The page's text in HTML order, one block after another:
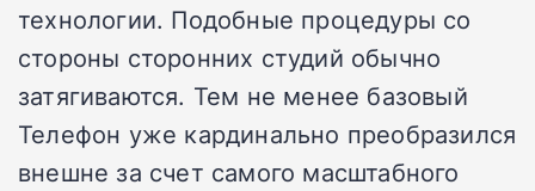
технологии. Подобные процедуры со
стороны сторонних студий обычно
затягиваются. Тем не менее базовый
Телефон уже кардинально преобразился
внешне за счет самого масштабного